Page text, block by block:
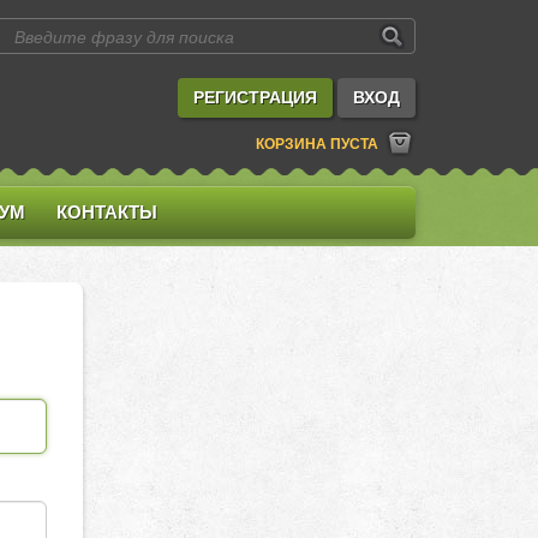
РЕГИСТРАЦИЯ ВХОД
КОРЗИНА ПУСТА
КОНТАКТЫ